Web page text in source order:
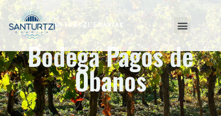
SANTURTZI EDARIAK
Bodega Pagos de
Obanos